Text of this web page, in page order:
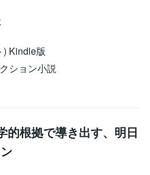
) Kindle版
ション小説
的根拠で導き出す、明日